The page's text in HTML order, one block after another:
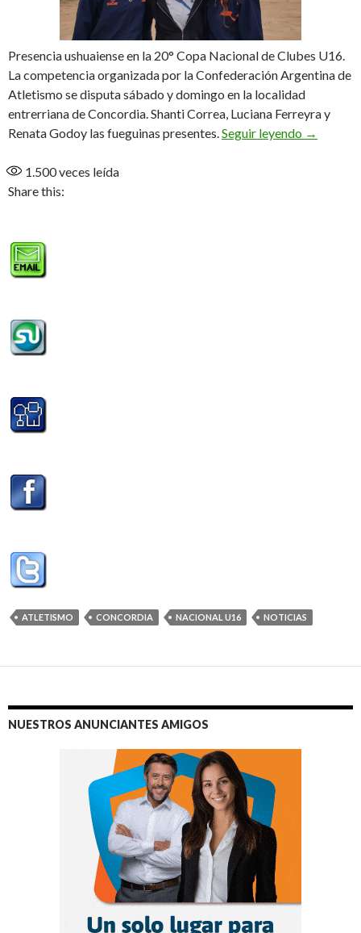
Presencia ushuaiense en la 20° Copa Nacional de Clubes U16.
La competencia organizada por la Confederación Argentina de
Atletismo se disputa sábado y domingo en la localidad
entrerriana de Concordia. Shanti Correa, Luciana Ferreyra y
Renata Godoy las fueguinas presentes.Seguir leyendo Shanti,
→
1.500veces leída
Share this:
ATLETISMO CONCORDIA NACIONAL U16 NOTICIAS
NUESTROS ANUNCIANTES AMIGOS